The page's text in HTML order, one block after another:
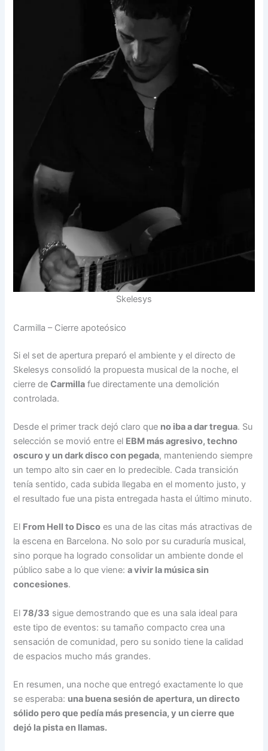
Skelesys
Carmilla – Cierre apoteósico
Si el set de apertura preparó el ambiente y el directo de
Skelesys consolidó la propuesta musical de la noche, el
cierre deCarmilla fue directamente una demolición
controlada.
Desde el primer track dejó claro que no iba a dar tregua. Su
selección se movió entre el EBM más agresivo, techno
oscuro y un dark disco con pegada, manteniendo siempre
un tempo alto sin caer en lo predecible. Cada transición
tenía sentido, cada subida llegaba en el momento justo, y
el resultado fue una pista entregada hasta el último minuto.
El From Hell to Disco es una de las citas más atractivas de
la escena en Barcelona. No solo por su curaduría musical,
sino porque ha logrado consolidar un ambiente donde el
público sabe a lo que viene:a vivir la música sin
concesiones.
El78/33 sigue demostrando que es una sala ideal para
este tipo de eventos: su tamaño compacto crea una
sensación de comunidad, pero su sonido tiene la calidad
de espacios mucho más grandes.
En resumen, una noche que entregó exactamente lo que
se esperaba: una buena sesión de apertura, un directo
sólido pero que pedía más presencia, y un cierre que
dejó la pista en llamas.